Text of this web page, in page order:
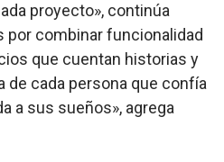
proyecto», continúa
por combinar funcionalidad
que cuentan historias y
de cada persona que confía
a sus sueños», agrega